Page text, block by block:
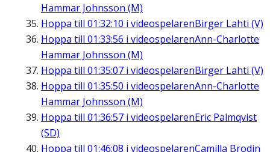
Hammar Johnsson (M)
Hoppa till 01:32:10 i videospelarenBirger Lahti (V)
Hoppa till 01:33:56 i videospelarenAnn-Charlotte
Hammar Johnsson (M)
Hoppa till 01:35:07 i videospelarenBirger Lahti (V)
Hoppa till 01:35:50 i videospelarenAnn-Charlotte
Hammar Johnsson (M)
Hoppa till 01:36:57 i videospelarenEric Palmqvist
(SD)
Hoppa till 01:46:08 i videospelarenCamilla Brodin